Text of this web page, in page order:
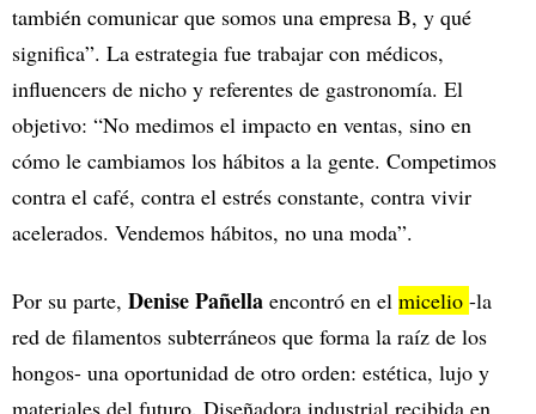
también comunicar que somos una empresa B, y qué
significa”. La estrategia fue trabajar con médicos,
influencers de nicho y referentes de gastronomía. El
objetivo: “No medimos el impacto en ventas, sino en
cómo le cambiamos los hábitos a la gente. Competimos
contra el café, contra el estrés constante, contra vivir
acelerados. Vendemos hábitos, no una moda”.
Por su parte, Denise Pañella encontró en el micelio -la
red de filamentos subterráneos que forma la raíz de los
hongos- una oportunidad de otro orden: estética, lujo y
materiales del futuro. Diseñadora industrial recibida en